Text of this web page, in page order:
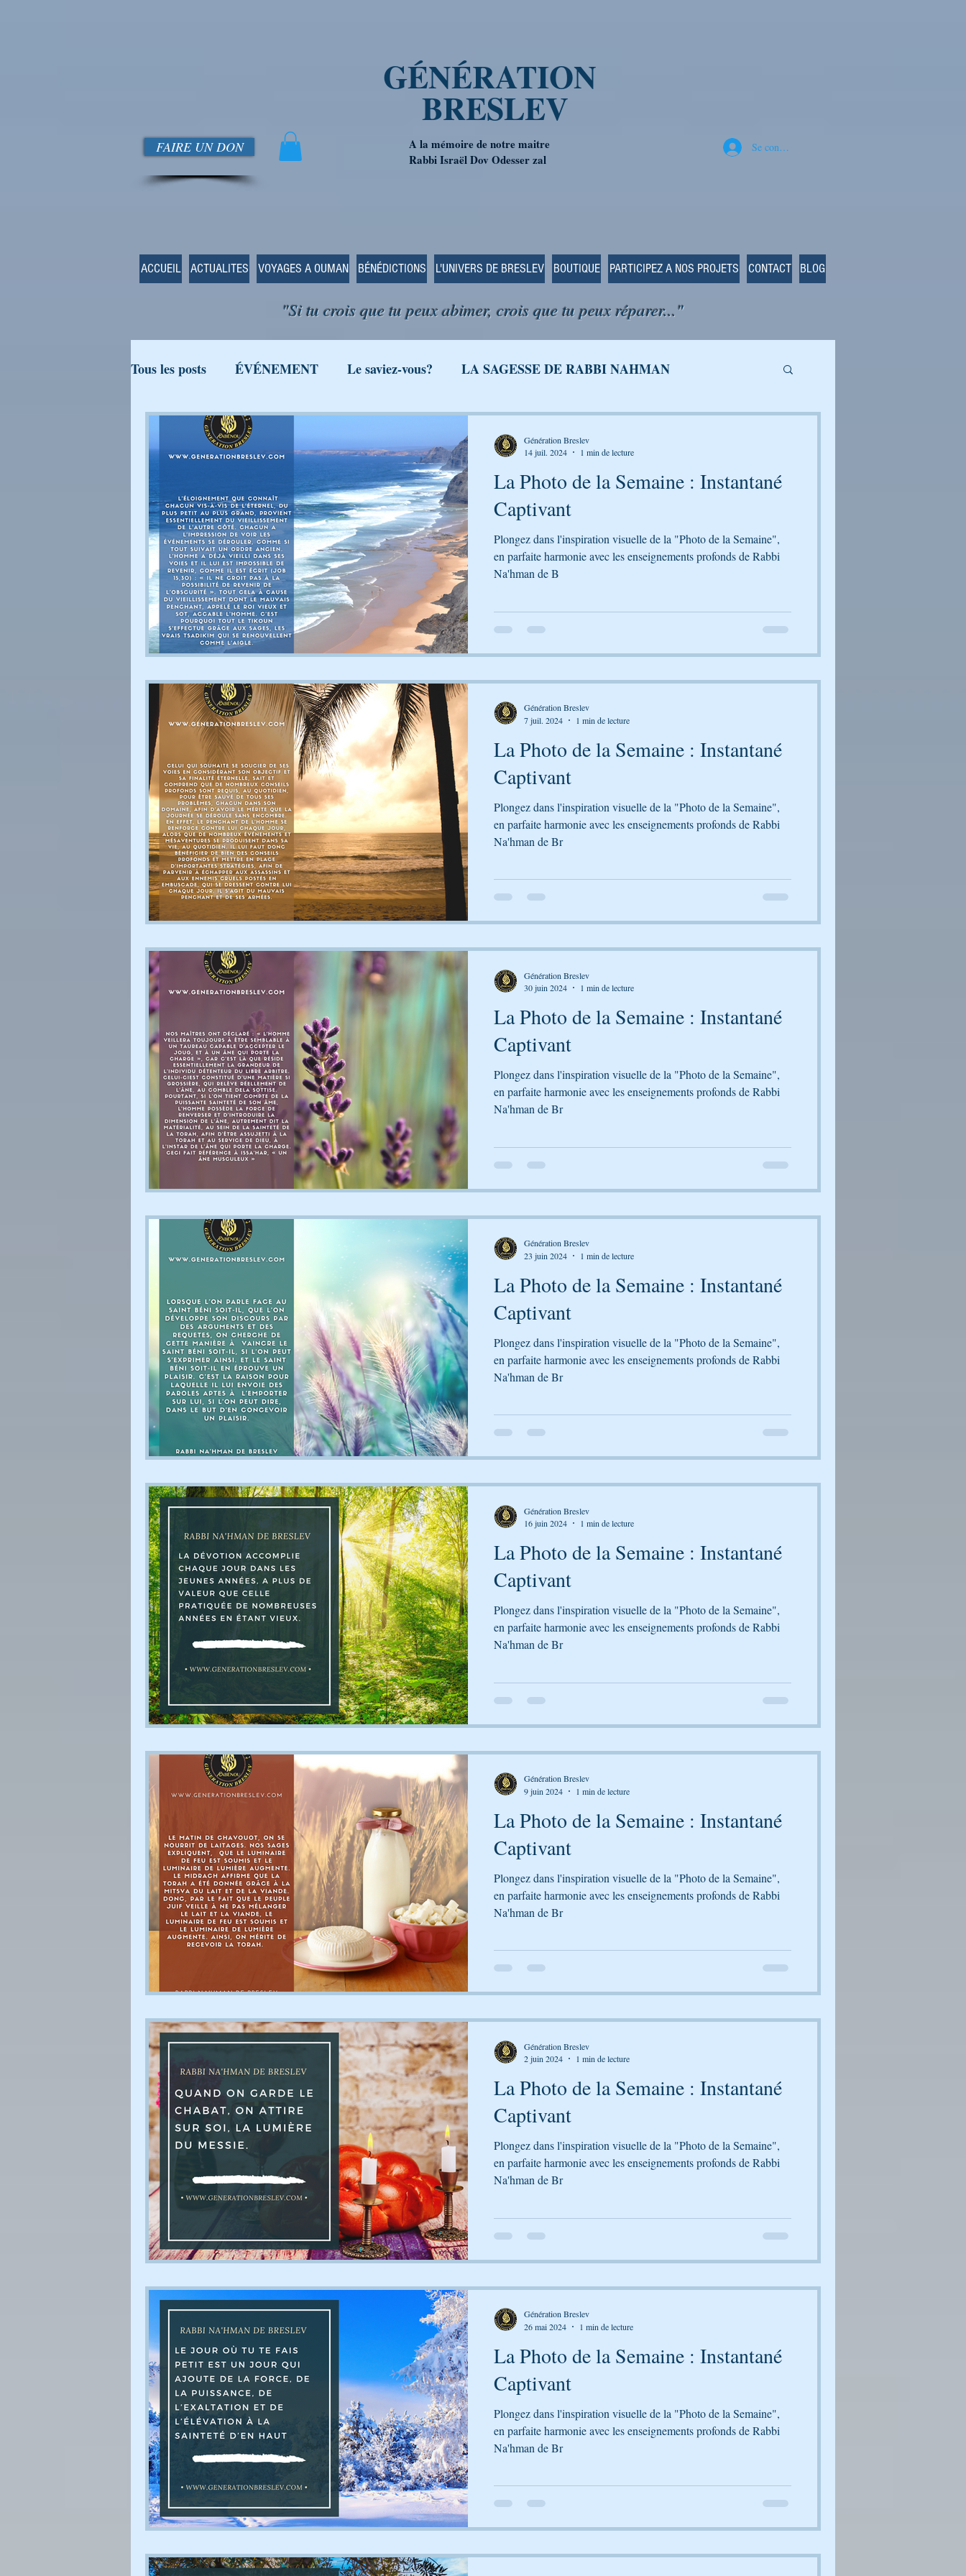
GÉNÉRATION
BRESLEV
FAIRE UN DON
A la mémoire de notre maitre
Rabbi Israël Dov Odesser zal
Se connecter
ACCUEIL ACTUALITES VOYAGES A OUMAN BÉNÉDICTIONS L'UNIVERS DE BRESLEV BOUTIQUE PARTICIPEZ A NOS PROJETS CONTACT BLOG
"Si tu crois que tu peux abimer, crois que tu peux réparer..."
Tous les posts ÉVÉNEMENT Le saviez-vous? LA SAGESSE DE RABBI NAHMAN
Campagne : Génération Breslev
Conseils - Rabbi Nahman de Breslev Ma journée avec Rabenou - Etude jou
QUOI DE NEUF A OUMAN LA CITATION DE LA SEMAINE LA PHOTO DE LA SEMAINE
PAROLES DE RABBI ISRAEL LA SEGOULA DU MOIS
GENERATION BRESLEV - FILM LE PODCAST DE GÉNÉRATION BRESLEV
NOUVELLES D'OUMAN LA LUMIÈRE DU CHABAT DE RABÉNOU
CONTES ET ALLÉGORIES - PARABOLES LA PARACHA DE LA SEMAINE
LIKOUTÉ MOHARAN Génération Breslev pèlerinage Tsadi Avraham Avinou, épreuves d’Avraham
Paracha & Rabénou L’Encyclopédie Breslev
La Photo de la Semaine : Instantané
Captivant
Plongez dans l'inspiration visuelle de la "Photo de la Semaine",
en parfaite harmonie avec les enseignements profonds de Rabbi
Na'hman de B
Génération Breslev
14 juil. 2024
1 min de lecture
La Photo de la Semaine : Instantané
Captivant
Plongez dans l'inspiration visuelle de la "Photo de la Semaine",
en parfaite harmonie avec les enseignements profonds de Rabbi
Na'hman de Br
Génération Breslev
7 juil. 2024
1 min de lecture
La Photo de la Semaine : Instantané
Captivant
Plongez dans l'inspiration visuelle de la "Photo de la Semaine",
en parfaite harmonie avec les enseignements profonds de Rabbi
Na'hman de Br
Génération Breslev
30 juin 2024
1 min de lecture
La Photo de la Semaine : Instantané
Captivant
Plongez dans l'inspiration visuelle de la "Photo de la Semaine",
en parfaite harmonie avec les enseignements profonds de Rabbi
Na'hman de Br
Génération Breslev
23 juin 2024
1 min de lecture
La Photo de la Semaine : Instantané
Captivant
Plongez dans l'inspiration visuelle de la "Photo de la Semaine",
en parfaite harmonie avec les enseignements profonds de Rabbi
Na'hman de Br
Génération Breslev
16 juin 2024
1 min de lecture
La Photo de la Semaine : Instantané
Captivant
Plongez dans l'inspiration visuelle de la "Photo de la Semaine",
en parfaite harmonie avec les enseignements profonds de Rabbi
Na'hman de Br
Génération Breslev
9 juin 2024
1 min de lecture
La Photo de la Semaine : Instantané
Captivant
Plongez dans l'inspiration visuelle de la "Photo de la Semaine",
en parfaite harmonie avec les enseignements profonds de Rabbi
Na'hman de Br
Génération Breslev
2 juin 2024
1 min de lecture
La Photo de la Semaine : Instantané
Captivant
Plongez dans l'inspiration visuelle de la "Photo de la Semaine",
en parfaite harmonie avec les enseignements profonds de Rabbi
Na'hman de Br
Génération Breslev
26 mai 2024
1 min de lecture